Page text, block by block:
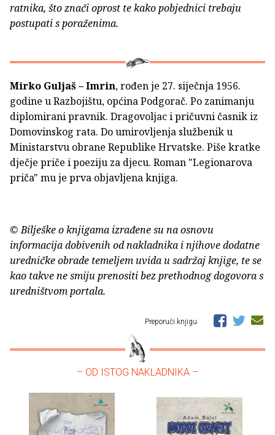
ratnika, što znači oprost te kako pobjednici trebaju
postupati s poraženima.
Mirko Guljaš – Imrin, rođen je 27. siječnja 1956.
godine u Razbojištu, općina Podgorač. Po zanimanju
diplomirani pravnik. Dragovoljac i pričuvni časnik iz
Domovinskog rata. Do umirovljenja službenik u
Ministarstvu obrane Republike Hrvatske. Piše kratke
dječje priče i poeziju za djecu. Roman "Legionarova
priča" mu je prva objavljena knjiga.
© Bilješke o knjigama izrađene su na osnovu
informacija dobivenih od nakladnika i njihove dodatne
uredničke obrade temeljem uvida u sadržaj knjige, te se
kao takve ne smiju prenositi bez prethodnog dogovora s
uredništvom portala.
Preporuči knjigu
– OD ISTOG NAKLADNIKA –